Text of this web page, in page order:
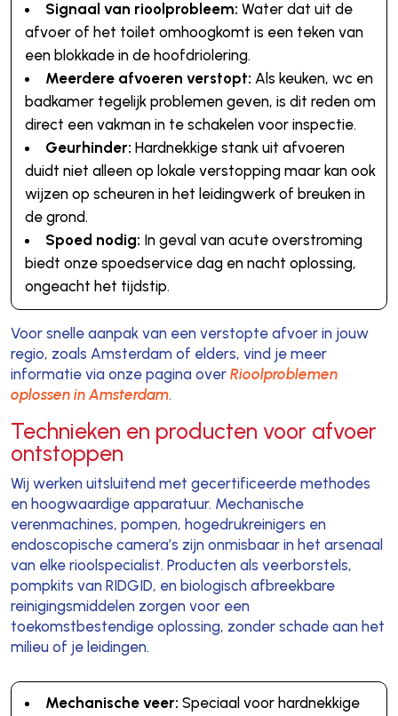
Signaal van rioolprobleem: Water dat uit de
afvoer of het toilet omhoogkomt is een teken van
een blokkade in de hoofdriolering.
Meerdere afvoeren verstopt: Als keuken, wc en
badkamer tegelijk problemen geven, is dit reden om
direct een vakman in te schakelen voor inspectie.
Geurhinder: Hardnekkige stank uit afvoeren
duidt niet alleen op lokale verstopping maar kan ook
wijzen op scheuren in het leidingwerk of breuken in
de grond.
Spoed nodig: In geval van acute overstroming
biedt onze spoedservice dag en nacht oplossing,
ongeacht het tijdstip.
Voor snelle aanpak van een verstopte afvoer in jouw
regio, zoals Amsterdam of elders, vind je meer
informatie via onze pagina over Rioolproblemen
oplossen in Amsterdam.
Technieken en producten voor afvoer
ontstoppen
Wij werken uitsluitend met gecertificeerde methodes
en hoogwaardige apparatuur. Mechanische
verenmachines, pompen, hogedrukreinigers en
endoscopische camera’s zijn onmisbaar in het arsenaal
van elke rioolspecialist. Producten als veerborstels,
pompkits van RIDGID, en biologisch afbreekbare
reinigingsmiddelen zorgen voor een
toekomstbestendige oplossing, zonder schade aan het
milieu of je leidingen.
Mechanische veer: Speciaal voor hardnekkige